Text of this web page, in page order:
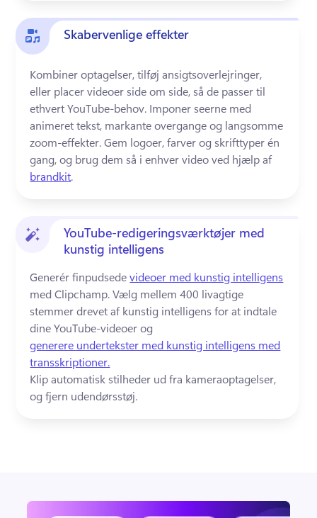
Skabervenlige effekter
Kombiner optagelser, tilføj ansigtsoverlejringer,
eller placer videoer side om side, så de passer til
ethvert YouTube-behov. Imponer seerne med
animeret tekst, markante overgange og langsomme
zoom-effekter. Gem logoer, farver og skrifttyper én
gang, og brug dem så i enhver video ved hjælp af
brandkit.
YouTube-redigeringsværktøjer med
kunstig intelligens
Generér finpudsede videoer med kunstig intelligens
med Clipchamp. Vælg mellem 400 livagtige
stemmer drevet af kunstig intelligens for at indtale
dine YouTube-videoer og
generere undertekster med kunstig intelligens med
transskriptioner.
Klip automatisk stilheder ud fra kameraoptagelser,
og fjern udendørsstøj.